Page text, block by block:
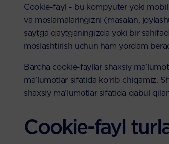
Cookie-fayl - bu kompyuter yoki
va moslamalaringizni (masalan,
saytga qaytganingizda yoki bir
moslashtirish uchun ham yordam
Barcha cookie-fayllar shaxsiy
ma’lumotlar sifatida ko‘rib chiqamiz.
shaxsiy ma’lumotlar sifatida qabul
Cookie-fayl